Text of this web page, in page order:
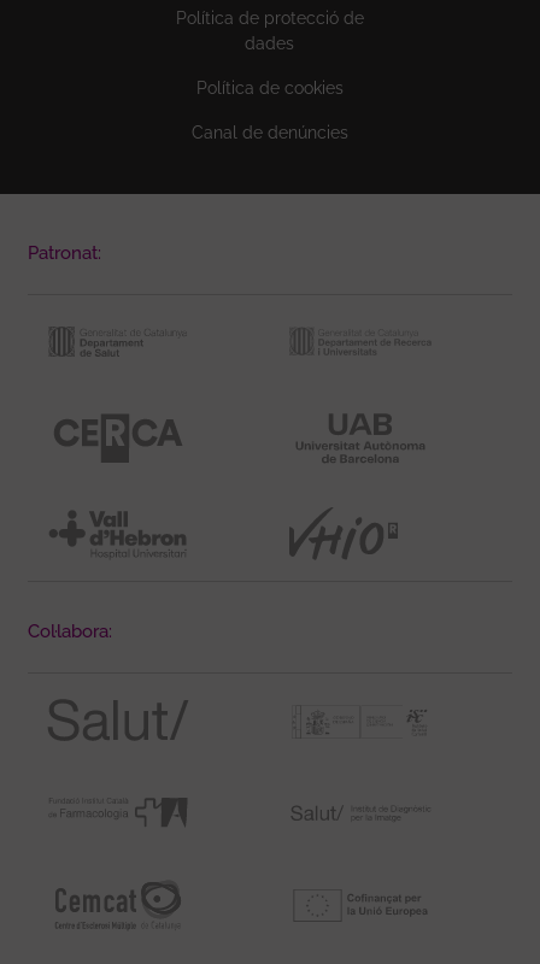
Política de protecció de
dades
Política de cookies
Canal de denúncies
Patronat:
Col·labora: